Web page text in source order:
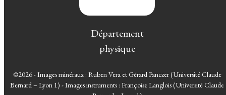
Département
physique
©2026 - Images minéraux : Ruben Vera et Gérard Panczer (Université Claude
Bernard – Lyon 1) - Images instruments : Françoise Langlois (Université Claude